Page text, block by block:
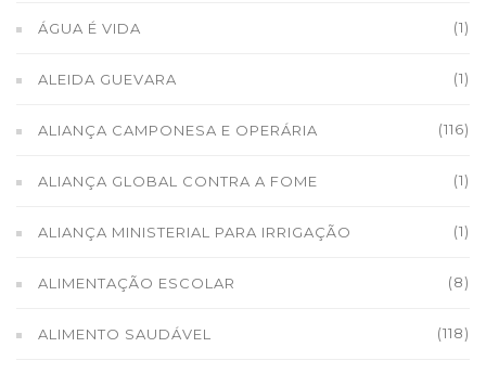
ÁGUA É VIDA (1)
ALEIDA GUEVARA (1)
ALIANÇA CAMPONESA E OPERÁRIA (116)
ALIANÇA GLOBAL CONTRA A FOME (1)
ALIANÇA MINISTERIAL PARA IRRIGAÇÃO (1)
ALIMENTAÇÃO ESCOLAR (8)
ALIMENTO SAUDÁVEL (118)